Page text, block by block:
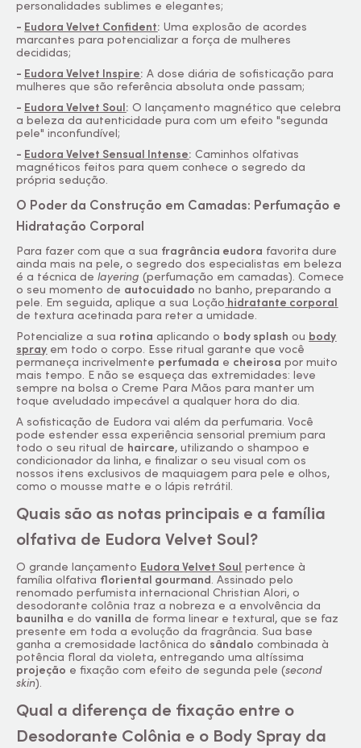
personalidades sublimes e elegantes;
- Eudora Velvet Confident: Uma explosão de acordes
marcantes para potencializar a força de mulheres
decididas;
- Eudora Velvet Inspire: A dose diária de sofisticação para
mulheres que são referência absoluta onde passam;
- Eudora Velvet Soul: O lançamento magnético que celebra
a beleza da autenticidade pura com um efeito "segunda
pele" inconfundível;
- Eudora Velvet Sensual Intense: Caminhos olfativas
magnéticos feitos para quem conhece o segredo da
própria sedução.
O Poder da Construção em Camadas: Perfumação e
Hidratação Corporal
Para fazer com que a sua fragrância eudora favorita dure
ainda mais na pele, o segredo dos especialistas em beleza
é a técnica delayering (perfumação em camadas). Comece
o seu momento de autocuidado no banho, preparando a
pele. Em seguida, aplique a sua Loção hidratante corporal
de textura acetinada para reter a umidade.
Potencialize a sua rotina aplicando o body splash ou body
spray em todo o corpo. Esse ritual garante que você
permaneça incrivelmente perfumada e cheirosa por muito
mais tempo. E não se esqueça das extremidades: leve
sempre na bolsa o Creme Para Mãos para manter um
toque aveludado impecável a qualquer hora do dia.
A sofisticação de Eudora vai além da perfumaria. Você
pode estender essa experiência sensorial premium para
todo o seu ritual de haircare, utilizando o shampoo e
condicionador da linha, e finalizar o seu visual com os
nossos itens exclusivos de maquiagem para pele e olhos,
como o mousse matte e o lápis retrátil.
Quais são as notas principais e a família
olfativa de Eudora Velvet Soul?
O grande lançamento Eudora Velvet Soul pertence à
família olfativa floriental gourmand. Assinado pelo
renomado perfumista internacional Christian Alori, o
desodorante colônia traz a nobreza e a envolvência da
baunilha e dovanilla de forma linear e textural, que se faz
presente em toda a evolução da fragrância. Sua base
ganha a cremosidade lactônica do sândalo combinada à
potência floral da violeta, entregando uma altíssima
projeção e fixação com efeito de segunda pele (second
skin).
Qual a diferença de fixação entre o
Desodorante Colônia e o Body Spray da